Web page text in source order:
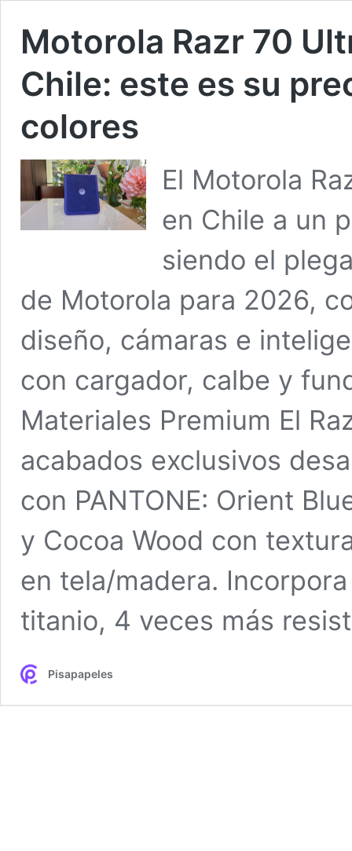
Motorola Razr 70
Chile: este es su
colores
El Motorola
en Chile a un
siendo el
de Motorola para 2026,
diseño, cámaras e
con cargador, calbe y
Materiales Premium El
acabados exclusivos
con PANTONE: Orient
y Cocoa Wood con
en tela/madera.
titanio, 4 veces más
Pisapapeles